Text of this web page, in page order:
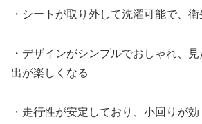
・シートが取り外して洗濯可能で、
・デザインがシンプルでおしゃれ、
出が楽しくなる​
・走行性が安定しており、小回りが